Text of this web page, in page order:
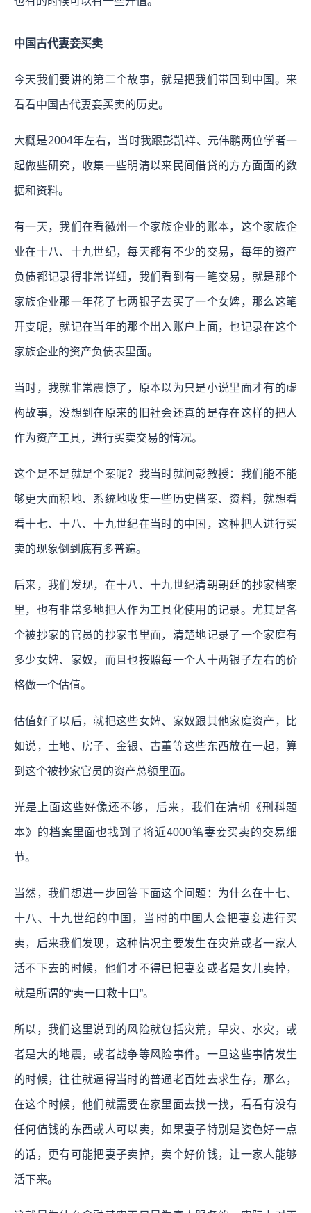
中国古代妻妾买卖
今天我们要讲的第二个故事，就是把我们带回到中国。来
看看中国古代妻妾买卖的历史。
大概是2004年左右，当时我跟彭凯祥、元伟鹏两位学者一
起做些研究，收集一些明清以来民间借贷的方方面面的数
据和资料。
有一天，我们在看徽州一个家族企业的账本，这个家族企
业在十八、十九世纪，每天都有不少的交易，每年的资产
负债都记录得非常详细，我们看到有一笔交易，就是那个
家族企业那一年花了七两银子去买了一个女婢，那么这笔
开支呢，就记在当年的那个出入账户上面，也记录在这个
家族企业的资产负债表里面。
当时，我就非常震惊了，原本以为只是小说里面才有的虚
构故事，没想到在原来的旧社会还真的是存在这样的把人
作为资产工具，进行买卖交易的情况。
这个是不是就是个案呢？我当时就问彭教授：我们能不能
够更大面积地、系统地收集一些历史档案、资料，就想看
看十七、十八、十九世纪在当时的中国，这种把人进行买
卖的现象倒到底有多普遍。
后来，我们发现，在十八、十九世纪清朝朝廷的抄家档案
里，也有非常多地把人作为工具化使用的记录。尤其是各
个被抄家的官员的抄家书里面，清楚地记录了一个家庭有
多少女婢、家奴，而且也按照每一个人十两银子左右的价
格做一个估值。
估值好了以后，就把这些女婢、家奴跟其他家庭资产，比
如说，土地、房子、金银、古董等这些东西放在一起，算
到这个被抄家官员的资产总额里面。
光是上面这些好像还不够，后来，我们在清朝《刑科题
本》的档案里面也找到了将近4000笔妻妾买卖的交易细
节。
当然，我们想进一步回答下面这个问题：为什么在十七、
十八、十九世纪的中国，当时的中国人会把妻妾进行买
卖，后来我们发现，这种情况主要发生在灾荒或者一家人
活不下去的时候，他们才不得已把妻妾或者是女儿卖掉，
就是所谓的“卖一口救十口”。
所以，我们这里说到的风险就包括灾荒，旱灾、水灾，或
者是大的地震，或者战争等风险事件。一旦这些事情发生
的时候，往往就逼得当时的普通老百姓去求生存，那么，
在这个时候，他们就需要在家里面去找一找，看看有没有
任何值钱的东西或人可以卖，如果妻子特别是姿色好一点
的话，更有可能把妻子卖掉，卖个好价钱，让一家人能够
活下来。